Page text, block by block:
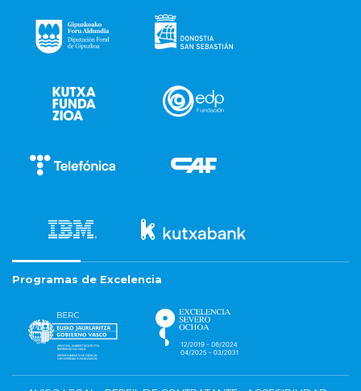
Programas de Excelencia